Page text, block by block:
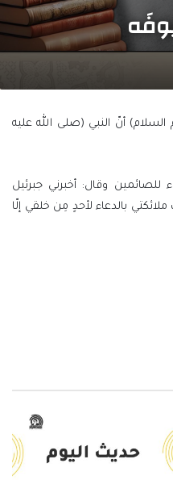
أنّ النبي (صلى الله عليه
للصائمين وقال: أخبرني جبرئيل
بالدعاء لأحدٍ مِن خلقي إلّا